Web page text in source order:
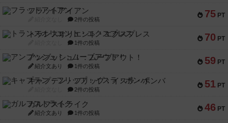
75 PT
フラットアイアン
2件の投稿
70 PT
トランスオリエント・エクスプレス
1件の投稿
59 PT
アンブッシュ！：ムーブアウト！
紹介文あり 1件の投稿
51 PT
キャプテン・フリップ：イスラ・ボンバ
2件の投稿
46 PT
ガルフストライク
紹介文あり 1件の投稿